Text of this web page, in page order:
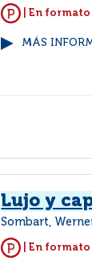
| En
MÁS
Lujo y
Sombart,
| En